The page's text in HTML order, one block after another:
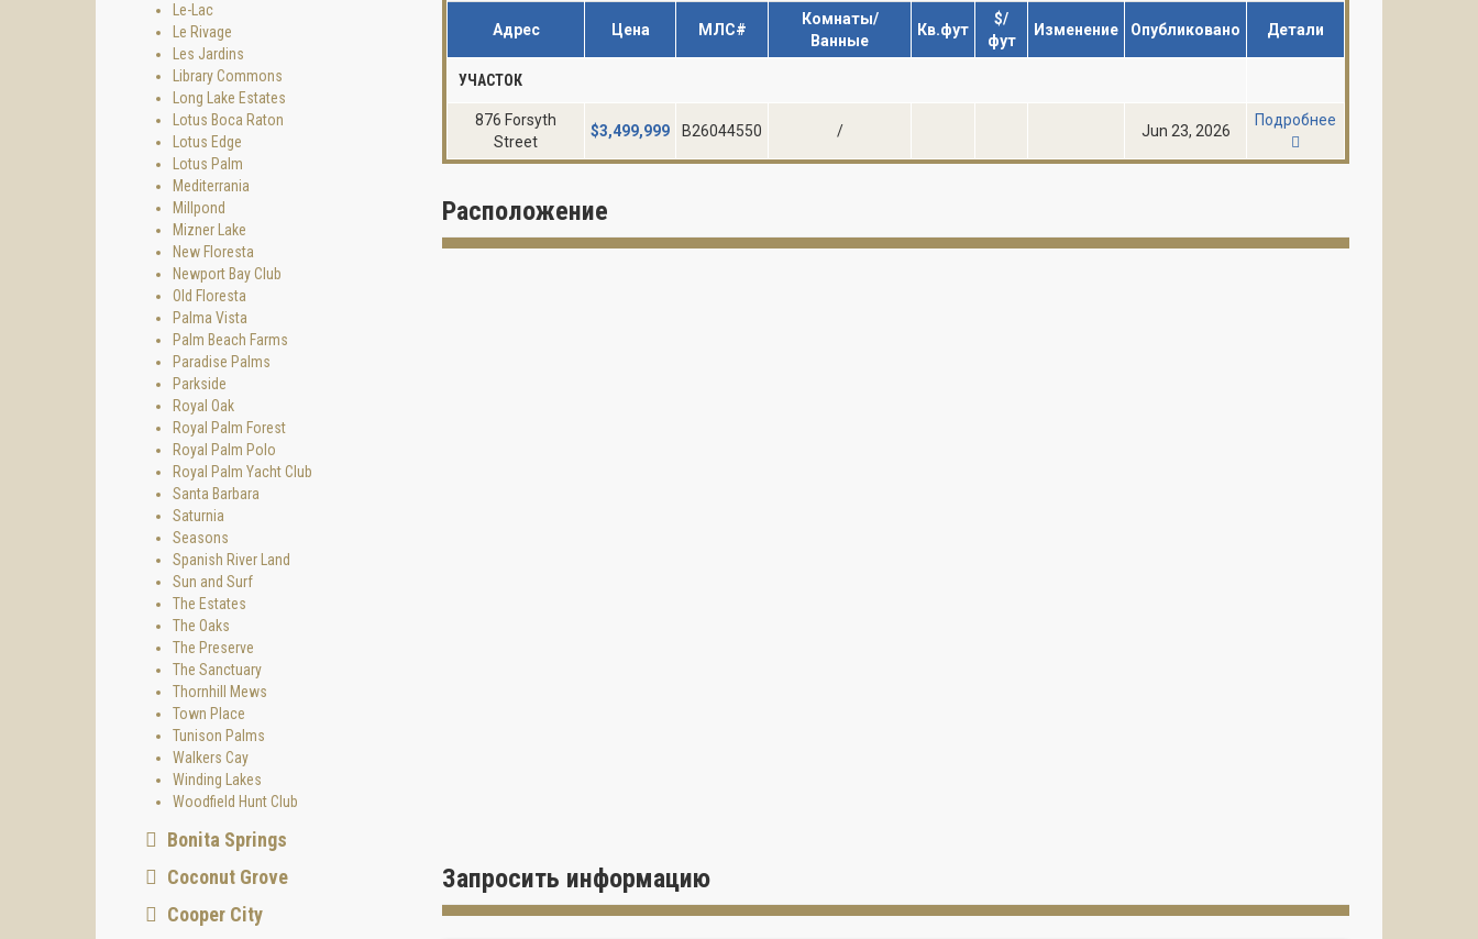
Адрес Цена МЛС#
Комнаты/
Ванные
Кв.фут
$/
фут
Изменение Опубликовано Детали
УЧАСТОК
876 Forsyth
Street
$3,499,999 B26044550 / Jun 23, 2026
Подробнее
Расположение
Запросить информацию
Le-Lac
Le Rivage
Les Jardins
Library Commons
Long Lake Estates
Lotus Boca Raton
Lotus Edge
Lotus Palm
Mediterrania
Millpond
Mizner Lake
New Floresta
Newport Bay Club
Old Floresta
Palma Vista
Palm Beach Farms
Paradise Palms
Parkside
Royal Oak
Royal Palm Forest
Royal Palm Polo
Royal Palm Yacht Club
Santa Barbara
Saturnia
Seasons
Spanish River Land
Sun and Surf
The Estates
The Oaks
The Preserve
The Sanctuary
Thornhill Mews
Town Place
Tunison Palms
Walkers Cay
Winding Lakes
Woodfield Hunt Club
Bonita Springs
Coconut Grove
Cooper City